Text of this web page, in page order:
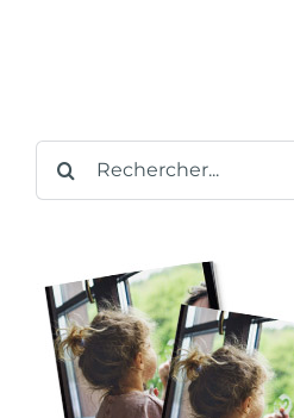
Rechercher: